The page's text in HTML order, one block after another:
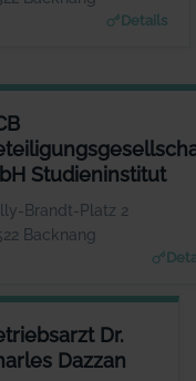
Details
PARTGMBB
Blessing
WEBSITE
Studieninstitut
Brandt-Platz 2
Backnang
Dr.
Dazzan
DR. CHARLES
Herr Charles